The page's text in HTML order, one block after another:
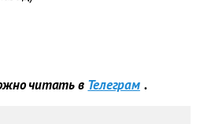
читать в Телеграм .